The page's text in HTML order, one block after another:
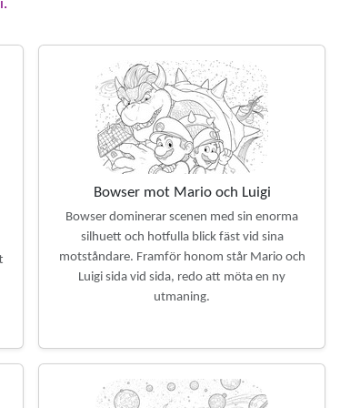
Bowser mot Mario och Luigi
Bowser dominerar scenen med sin enorma
silhuett och hotfulla blick fäst vid sina
motståndare. Framför honom står Mario och
Luigi sida vid sida, redo att möta en ny
utmaning.